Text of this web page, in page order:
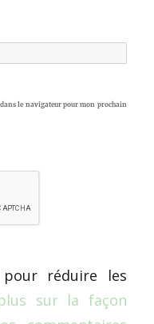
le navigateur pour mon prochain
réduire les
sur la façon